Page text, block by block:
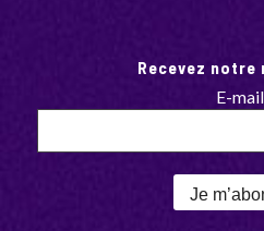
Recevez
E-mail